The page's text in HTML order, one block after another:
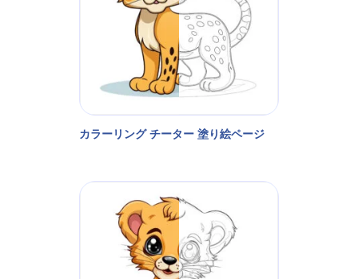
カラーリング チーター 塗り絵ページ